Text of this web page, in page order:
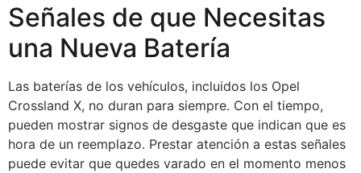
Señales de que Necesitas
una Nueva Batería
Las baterías de los vehículos, incluidos los Opel
Crossland X, no duran para siempre. Con el tiempo,
pueden mostrar signos de desgaste que indican que es
hora de un reemplazo. Prestar atención a estas señales
puede evitar que quedes varado en el momento menos